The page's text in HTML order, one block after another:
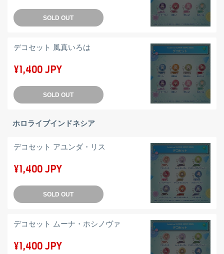
SOLD OUT
デコセット 風真いろは
¥1,400 JPY
SOLD OUT
ホロライブインドネシア
デコセット アユンダ・リス
¥1,400 JPY
SOLD OUT
デコセット ムーナ・ホシノヴァ
¥1,400 JPY